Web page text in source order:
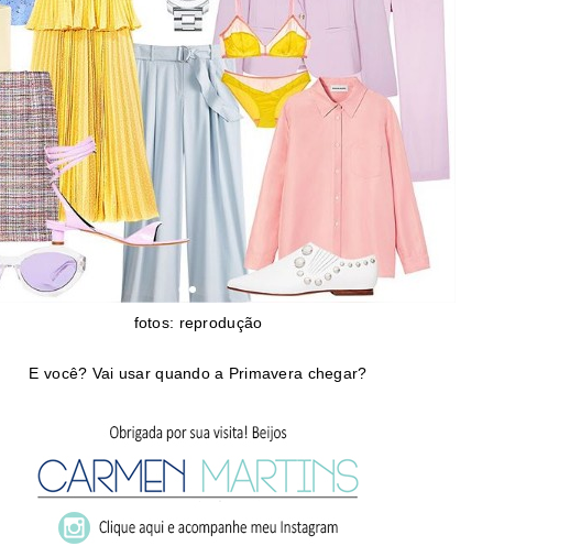
fotos: reprodução
E você? Vai usar quando a Primavera chegar?